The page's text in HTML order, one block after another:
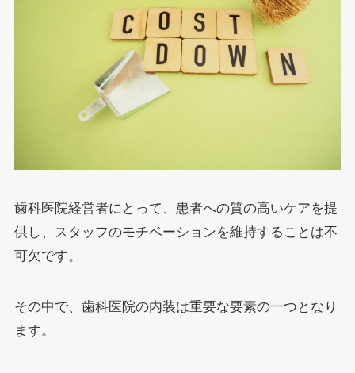
歯科医院経営者にとって、患者への質の高いケアを提
供し、スタッフのモチベーションを維持することは不
可欠です。
その中で、歯科医院の内装は重要な要素の一つとなり
ます。